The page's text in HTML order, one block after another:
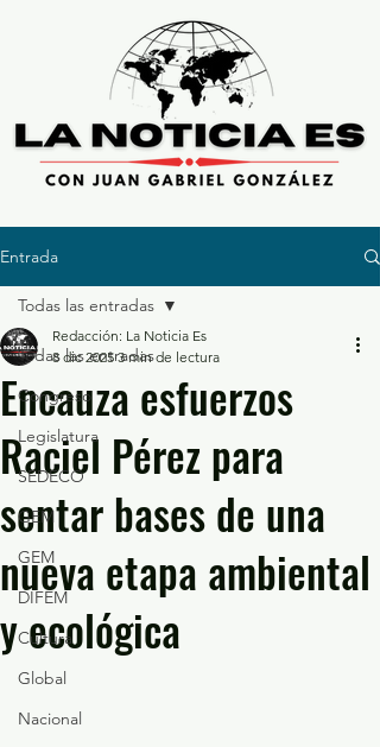
Entrada
Todas las entradas
Congreso
Legislatura
SEDECO
GEM
GEM
DIFEM
Cultura
Global
Nacional
Todas las entradas
Encauza esfuerzos
Raciel Pérez para
sentar bases de una
nueva etapa ambiental
y ecológica
Redacción: La Noticia Es
8 dic 2025 3 min de lectura